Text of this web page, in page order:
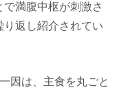
満腹中枢が刺激さ
返し紹介されてい
因は、主食を丸ごと